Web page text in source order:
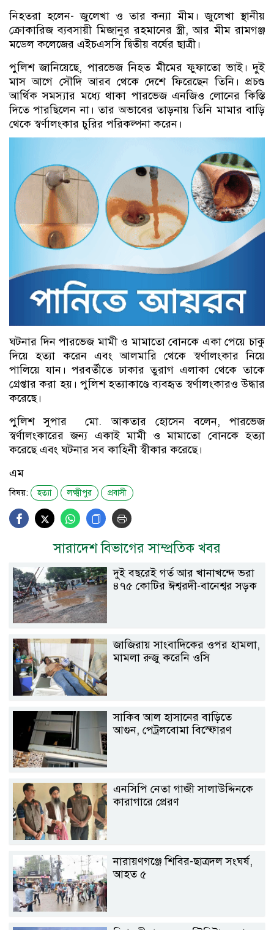
নিহতরা হলেন- জুলেখা ও তার কন্যা মীম। জুলেখা স্থানীয়
ক্রোকারিজ ব্যবসায়ী মিজানুর রহমানের স্ত্রী, আর মীম রামগঞ্জ
মডেল কলেজের এইচএসসি দ্বিতীয় বর্ষের ছাত্রী।
পুলিশ জানিয়েছে, পারভেজ নিহত মীমের ফুফাতো ভাই। দুই
মাস আগে সৌদি আরব থেকে দেশে ফিরেছেন তিনি। প্রচণ্ড
আর্থিক সমস্যার মধ্যে থাকা পারভেজ এনজিও লোনের কিস্তি
দিতে পারছিলেন না। তার অভাবের তাড়নায় তিনি মামার বাড়ি
থেকে স্বর্ণালংকার চুরির পরিকল্পনা করেন।
ঘটনার দিন পারভেজ মামী ও মামাতো বোনকে একা পেয়ে চাকু
দিয়ে হত্যা করেন এবং আলমারি থেকে স্বর্ণালংকার নিয়ে
পালিয়ে যান। পরবর্তীতে ঢাকার তুরাগ এলাকা থেকে তাকে
গ্রেপ্তার করা হয়। পুলিশ হত্যাকাণ্ডে ব্যবহৃত স্বর্ণালংকারও উদ্ধার
করেছে।
পুলিশ সুপার মো. আকতার হোসেন বলেন, পারভেজ
স্বর্ণালংকারের জন্য একাই মামী ও মামাতো বোনকে হত্যা
করেছে এবং ঘটনার সব কাহিনী স্বীকার করেছে।
এম
বিষয়: হত্যা লক্ষ্মীপুর প্রবাসী
সারাদেশ বিভাগের সাম্প্রতিক খবর
দুই বছরেই গর্ত আর খানাখন্দে ভরা
৪৭৫ কোটির ঈশ্বরদী-বানেশ্বর সড়ক
জাজিরায় সাংবাদিকের ওপর হামলা,
মামলা রুজু করেনি ওসি
সাকিব আল হাসানের বাড়িতে
আগুন, পেট্রলবোমা বিস্ফোরণ
এনসিপি নেতা গাজী সালাউদ্দিনকে
কারাগারে প্রেরণ
নারায়ণগঞ্জে শিবির-ছাত্রদল সংঘর্ষ,
আহত ৫